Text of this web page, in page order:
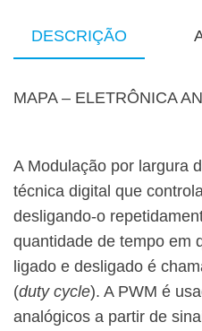
DESCRIÇÃO
MAPA – ELETRÔNICA
A Modulação por largura
técnica digital que
desligando-o
quantidade de tempo em
ligado e desligado é
(duty cycle). A PWM é
analógicos a partir de